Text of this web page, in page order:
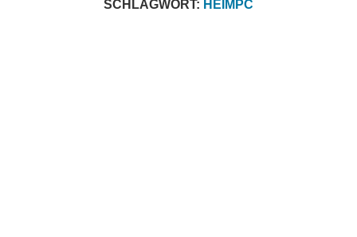
SCHLAGWORT: HEIMPC